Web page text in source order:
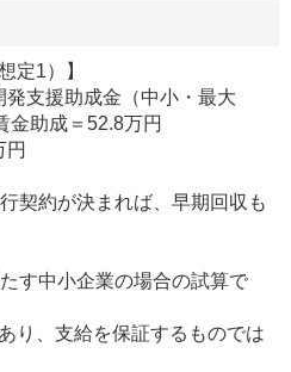
定1）】
支援助成金（中小・最大
助成＝52.8万円
円
契約が決まれば、早期回収も
す中小企業の場合の試算で
り、支給を保証するものでは